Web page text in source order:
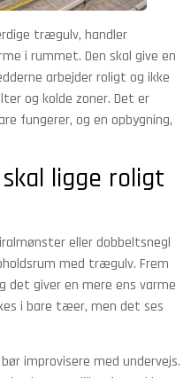
trægulv, handler
i rummet. Den skal give en
arbejder roligt og ikke
og kolde zoner. Det er
fungerer, og en opbygning,
ligge roligt
eller dobbeltsnegl
med trægulv. Frem
giver en mere ens varme
i bare tæer, men det ses
improvisere med undervejs.